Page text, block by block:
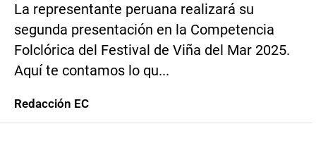
La representante peruana realizará su
segunda presentación en la Competencia
Folclórica del Festival de Viña del Mar 2025.
Aquí te contamos lo qu...
Redacción EC